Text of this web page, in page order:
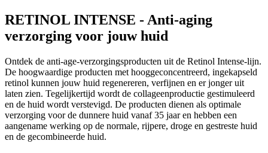
RETINOL INTENSE - Anti-aging
verzorging voor jouw huid
Ontdek de anti-age-verzorgingsproducten uit de Retinol Intense-lijn.
De hoogwaardige producten met hooggeconcentreerd, ingekapseld
retinol kunnen jouw huid regenereren, verfijnen en er jonger uit
laten zien. Tegelijkertijd wordt de collageenproductie gestimuleerd
en de huid wordt verstevigd. De producten dienen als optimale
verzorging voor de dunnere huid vanaf 35 jaar en hebben een
aangename werking op de normale, rijpere, droge en gestreste huid
en de gecombineerde huid.